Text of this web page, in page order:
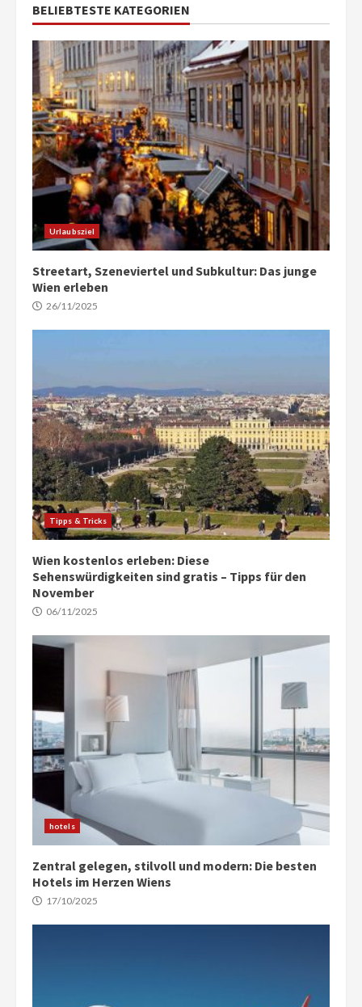
BELIEBTESTE KATEGORIEN
Urlaubsziel
Streetart, Szeneviertel und Subkultur: Das junge
Wien erleben
26/11/2025
Tipps & Tricks
Wien kostenlos erleben: Diese
Sehenswürdigkeiten sind gratis – Tipps für den
November
06/11/2025
hotels
Zentral gelegen, stilvoll und modern: Die besten
Hotels im Herzen Wiens
17/10/2025